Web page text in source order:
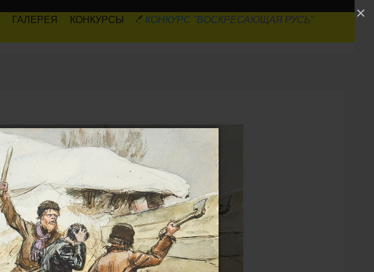
×
ГАЛЕРЕЯ КОНКУРСЫ
КОНКУРС "ВОСКРЕСАЮЩАЯ РУСЬ"